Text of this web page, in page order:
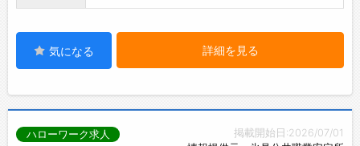
気になる 詳細を見る
掲載開始日:2026/07/01
ハローワーク求人